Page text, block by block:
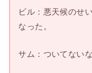
ビル：悪天候のせ
なった。
サム：ついてない